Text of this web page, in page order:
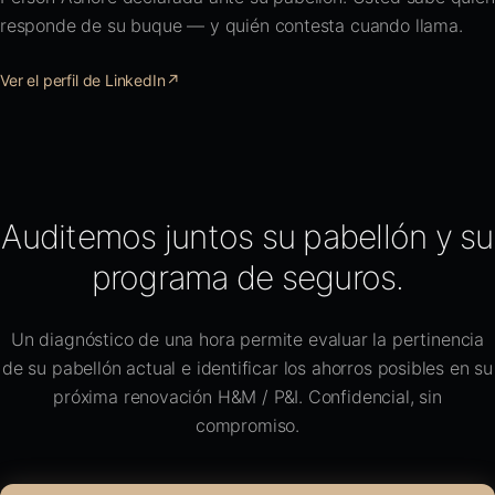
responde de su buque — y quién contesta cuando llama.
Ver el perfil de LinkedIn ↗
Auditemos juntos su pabellón y su
programa de seguros.
Un diagnóstico de una hora permite evaluar la pertinencia
de su pabellón actual e identificar los ahorros posibles en su
próxima renovación H&M / P&I. Confidencial, sin
compromiso.